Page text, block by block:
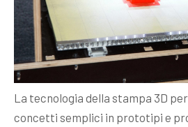
La tecnologia della stampa 3D
concetti semplici in prototipi e